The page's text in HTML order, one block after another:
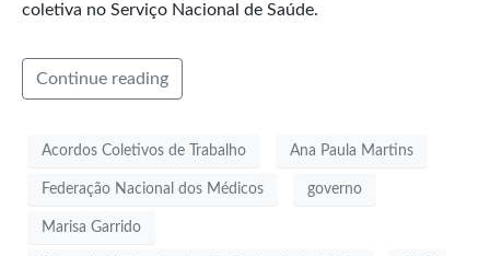
coletiva no Serviço Nacional de Saúde.
Continue reading
Acordos Coletivos de Trabalho Ana Paula Martins
Federação Nacional dos Médicos governo
Marisa Garrido